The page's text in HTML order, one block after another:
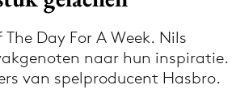
Download de app
nieuws via de Adformatie
Nieuws app
Day For A Week. Nils
naar hun inspiratie.
van spelproducent Hasbro.